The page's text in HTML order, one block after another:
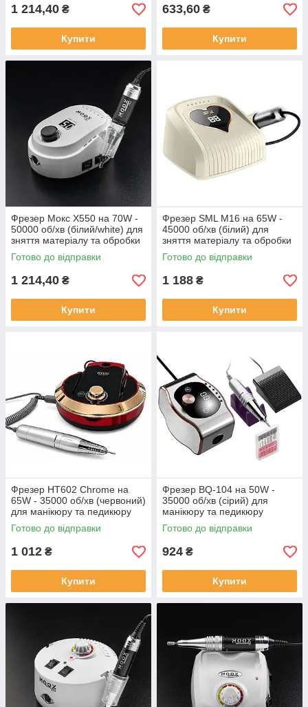
1 214,40 ₴
Купити
633,60 ₴
Купити
Фрезер Мокс X550 на 70W -
50000 об/хв (білий/white) для
зняття матеріалу та обробки
кутикули
Готово до відправки
1 214,40 ₴
Купити
Фрезер SML M16 на 65W -
45000 об/хв (білий) для
зняття матеріалу та обробки
кутикули
Готово до відправки
1 188 ₴
Купити
Фрезер HT602 Chrome на
65W - 35000 об/хв (червоний)
для манікюру та педикюру
Готово до відправки
1 012 ₴
Купити
Фрезер BQ-104 на 50W -
35000 об/хв (сірий) для
манікюру та педикюру
Готово до відправки
924 ₴
Купити